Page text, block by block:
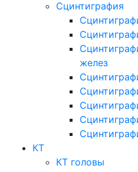
Сцинтиграфия
желез
КТ
КТ головы